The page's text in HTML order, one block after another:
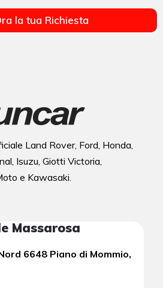
la tua Richiesta
Land Rover, Ford, Honda,
Isuzu, Giotti Victoria,
e Kawasaki.
Massarosa
6648 Piano di Mommio,